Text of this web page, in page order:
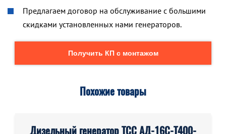
Предлагаем договор на обслуживание с большими
скидками установленных нами генераторов.
Получить КП с монтажом
Похожие товары
Дизельный генератор ТСС АД-16С-Т400-